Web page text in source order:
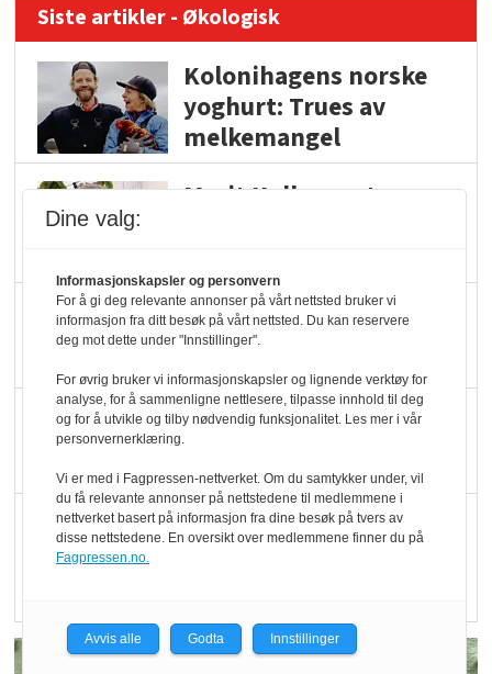
Siste artikler - Økologisk
Kolonihagens norske
yoghurt: Trues av
melkemangel
Marit Kolby vant
Blir enklere å velge
økologisk i butikkhylla
Kolonihagen sliter
med å få tak i nok melk
Rapport: Økokundene
er klare! Er markedet
Dine valg:
Informasjonskapsler og personvern
For å gi deg relevante annonser på vårt nettsted bruker vi
informasjon fra ditt besøk på vårt nettsted. Du kan reservere
deg mot dette under "Innstillinger".
For øvrig bruker vi informasjonskapsler og lignende verktøy for
analyse, for å sammenligne nettlesere, tilpasse innhold til deg
og for å utvikle og tilby nødvendig funksjonalitet. Les mer i vår
personvernerklæring.
Vi er med i Fagpressen-nettverket. Om du samtykker under, vil
du få relevante annonser på nettstedene til medlemmene i
nettverket basert på informasjon fra dine besøk på tvers av
disse nettstedene. En oversikt over medlemmene finner du på
Fagpressen.no.
Avvis alle Godta Innstillinger